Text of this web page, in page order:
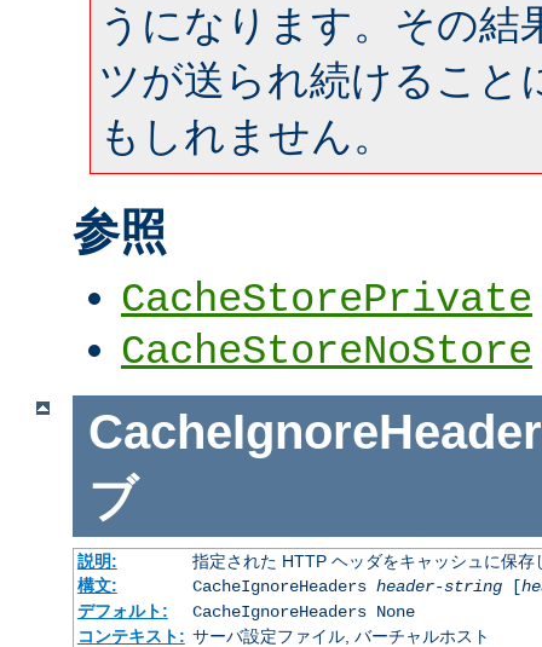
うになります。その結
ツが送られ続けること
もしれません。
参照
CacheStorePrivate
CacheStoreNoStore
ブ
説明:
指定された HTTP ヘッダをキャッシュに保存
構文:
CacheIgnoreHeaders header-string[
デフォルト:
CacheIgnoreHeaders None
コンテキスト: サーバ設定ファイル, バーチャルホスト